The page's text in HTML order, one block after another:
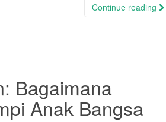
Continue reading
Bagaimana
Anak Bangsa